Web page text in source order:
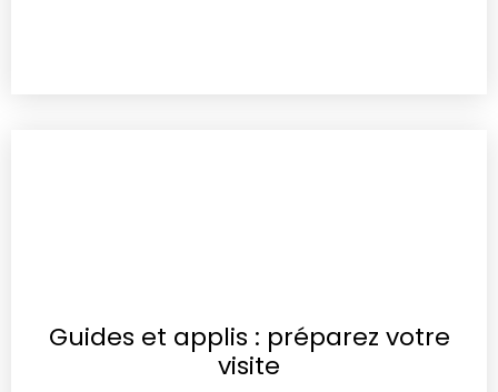
Guides et applis : préparez votre
visite